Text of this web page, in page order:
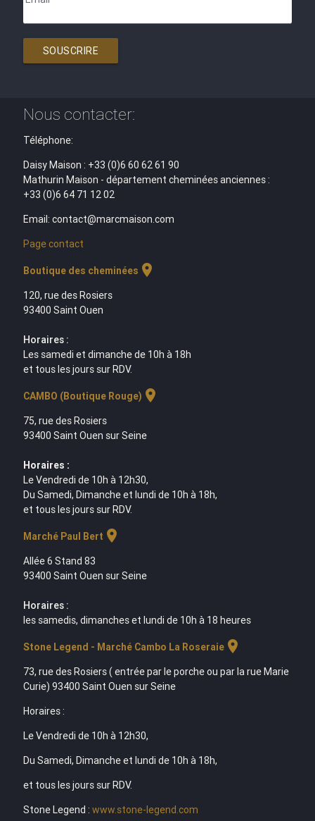
SOUSCRIRE
Nous contacter:
Téléphone:
Daisy Maison : +33 (0)6 60 62 61 90
Mathurin Maison - département cheminées anciennes :
+33 (0)6 64 71 12 02
Email: contact@marcmaison.com
Page contact
Boutique des cheminées location_on
120, rue des Rosiers
93400 Saint Ouen
Horaires :
Les samedi et dimanche de 10h à 18h
et tous les jours sur RDV.
CAMBO (Boutique Rouge) location_on
75, rue des Rosiers
93400 Saint Ouen sur Seine
Horaires :
Le Vendredi de 10h à 12h30,
Du Samedi, Dimanche et lundi de 10h à 18h,
et tous les jours sur RDV.
Marché Paul Bert location_on
Allée 6 Stand 83
93400 Saint Ouen sur Seine
Horaires :
les samedis, dimanches et lundi de 10h à 18 heures
Stone Legend - Marché Cambo La Roseraielocation_on
73, rue des Rosiers ( entrée par le porche ou par la rue Marie
Curie) 93400 Saint Ouen sur Seine
Horaires :
Le Vendredi de 10h à 12h30,
Du Samedi, Dimanche et lundi de 10h à 18h,
et tous les jours sur RDV.
Stone Legend : www.stone-legend.com